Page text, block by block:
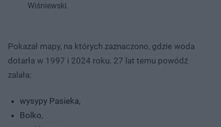
Wiśniewski.
Pokazał mapy, na których zaznaczono, gdzie woda
dotarła w 1997 i 2024 roku. 27 lat temu powódź
zalała:
wysypy Pasieka,
Bolko,